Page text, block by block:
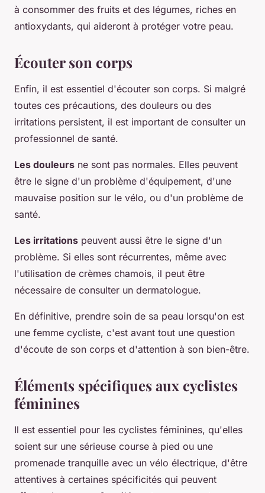
à consommer des fruits et des légumes, riches en
antioxydants, qui aideront à protéger votre peau.
Écouter son corps
Enfin, il est essentiel d'écouter son corps. Si malgré
toutes ces précautions, des douleurs ou des
irritations persistent, il est important de consulter un
professionnel de santé.
Les douleurs ne sont pas normales. Elles peuvent
être le signe d'un problème d'équipement, d'une
mauvaise position sur le vélo, ou d'un problème de
santé.
Les irritations peuvent aussi être le signe d'un
problème. Si elles sont récurrentes, même avec
l'utilisation de crèmes chamois, il peut être
nécessaire de consulter un dermatologue.
En définitive, prendre soin de sa peau lorsqu'on est
une femme cycliste, c'est avant tout une question
d'écoute de son corps et d'attention à son bien-être.
Éléments spécifiques aux cyclistes
féminines
Il est essentiel pour les cyclistes féminines, qu'elles
soient sur une sérieuse course à pied ou une
promenade tranquille avec un vélo électrique, d'être
attentives à certaines spécificités qui peuvent